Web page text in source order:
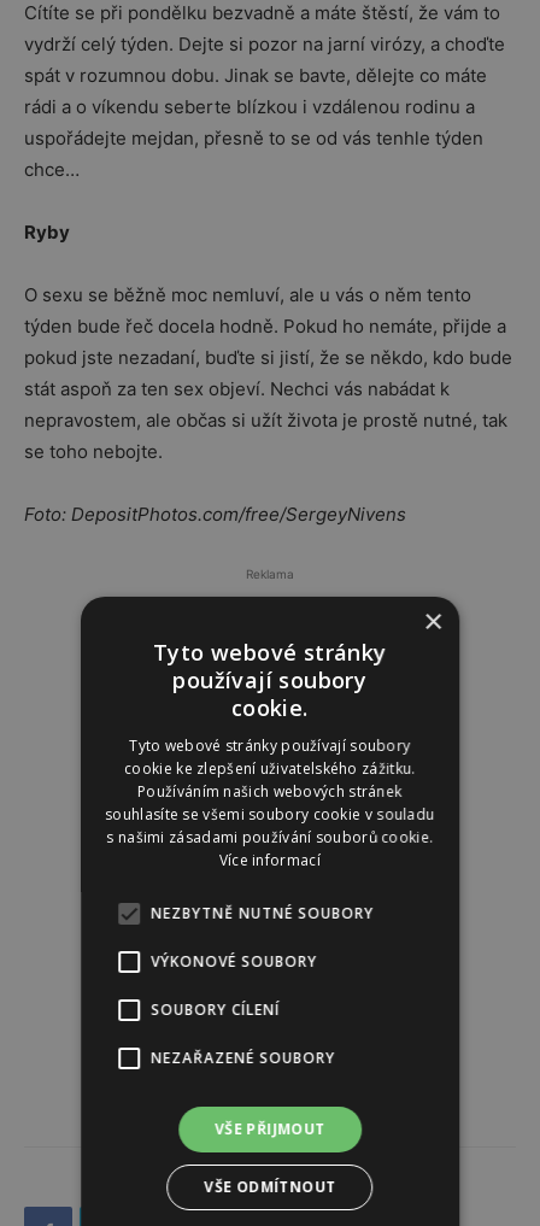
Cítíte se při pondělku bezvadně a máte štěstí, že vám to
vydrží celý týden. Dejte si pozor na jarní virózy, a choďte
spát v rozumnou dobu. Jinak se bavte, dělejte co máte
rádi a o víkendu seberte blízkou i vzdálenou rodinu a
uspořádejte mejdan, přesně to se od vás tenhle týden
chce…
Ryby
O sexu se běžně moc nemluví, ale u vás o něm tento
týden bude řeč docela hodně. Pokud ho nemáte, přijde a
pokud jste nezadaní, buďte si jistí, že se někdo, kdo bude
stát aspoň za ten sex objeví. Nechci vás nabádat k
nepravostem, ale občas si užít života je prostě nutné, tak
se toho nebojte.
Foto: DepositPhotos.com/free/SergeyNivens
Reklama
×
Tyto webové stránky
používají soubory
cookie.
Tyto webové stránky používají soubory
cookie ke zlepšení uživatelského zážitku.
Používáním našich webových stránek
souhlasíte se všemi soubory cookie v souladu
s našimi zásadami používání souborů cookie.
Více informací
NEZBYTNĚ NUTNÉ SOUBORY
VÝKONOVÉ SOUBORY
SOUBORY CÍLENÍ
NEZAŘAZENÉ SOUBORY
VŠE PŘIJMOUT
VŠE ODMÍTNOUT